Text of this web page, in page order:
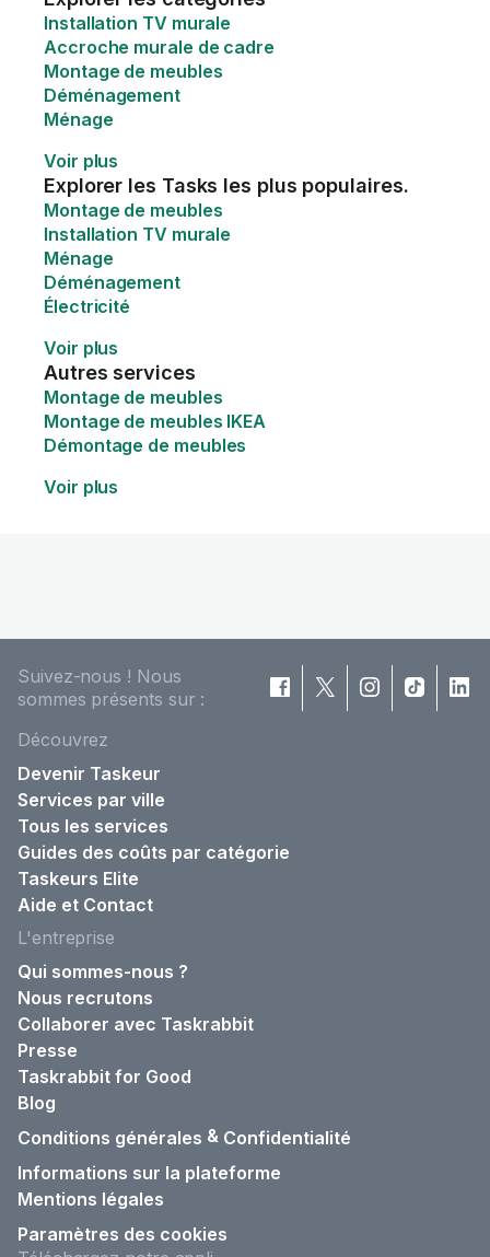
Installation TV murale
Accroche murale de cadre
Montage de meubles
Déménagement
Ménage
Voir plus
Explorer les Tasks les plus populaires.
Montage de meubles
Installation TV murale
Ménage
Déménagement
Électricité
Voir plus
Autres services
Montage de meubles
Montage de meubles IKEA
Démontage de meubles
Voir plus
Suivez-nous ! Nous
sommes présents sur :
Découvrez
Devenir Taskeur
Services par ville
Tous les services
Guides des coûts par catégorie
Taskeurs Elite
Aide et Contact
L'entreprise
Qui sommes-nous ?
Nous recrutons
Collaborer avec Taskrabbit
Presse
Taskrabbit for Good
Blog
Conditions générales & Confidentialité
Informations sur la plateforme
Mentions légales
Paramètres des cookies